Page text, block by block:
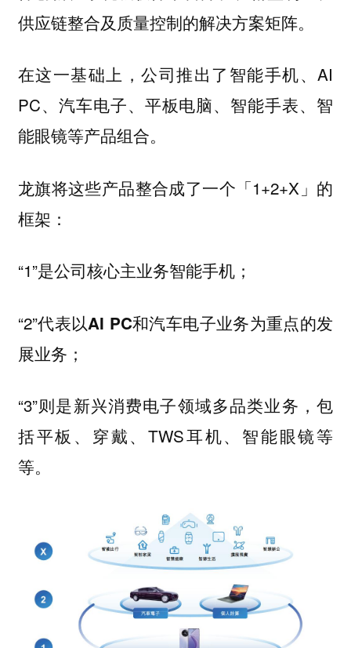
供应链整合及质量控制的解决方案矩阵。
在这一基础上，公司推出了智能手机、AI
PC、汽车电子、平板电脑、智能手表、智
能眼镜等产品组合。
龙旗将这些产品整合成了一个「1+2+X」的
框架：
“1”是公司核心主业务智能手机；
“2”代表以AI PC和汽车电子业务为重点的发
展业务；
“3”则是新兴消费电子领域多品类业务，包
括平板、穿戴、TWS耳机、智能眼镜等
等。